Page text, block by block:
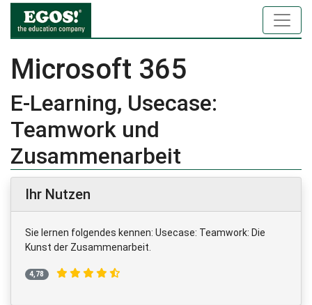
Microsoft 365
E-Learning, Usecase:
Teamwork und
Zusammenarbeit
Ihr Nutzen
Sie lernen folgendes kennen: Usecase: Teamwork: Die
Kunst der Zusammenarbeit.
4,78